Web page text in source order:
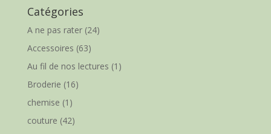
Catégories
A ne pas rater(24)
Accessoires (63)
Au fil de nos lectures (1)
Broderie (16)
chemise (1)
couture (42)